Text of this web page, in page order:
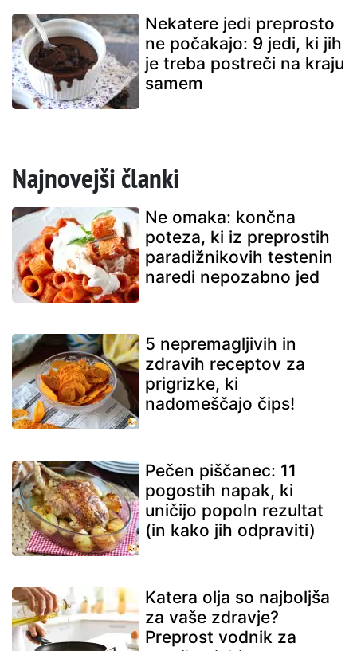
Nekatere jedi preprosto
ne počakajo: 9 jedi, ki jih
je treba postreči na kraju
samem
Najnovejši članki
Ne omaka: končna
poteza, ki iz preprostih
paradižnikovih testenin
naredi nepozabno jed
5 nepremagljivih in
zdravih receptov za
prigrizke, ki
nadomeščajo čips!
Pečen piščanec: 11
pogostih napak, ki
uničijo popoln rezultat
(in kako jih odpraviti)
Katera olja so najboljša
za vaše zdravje?
Preprost vodnik za